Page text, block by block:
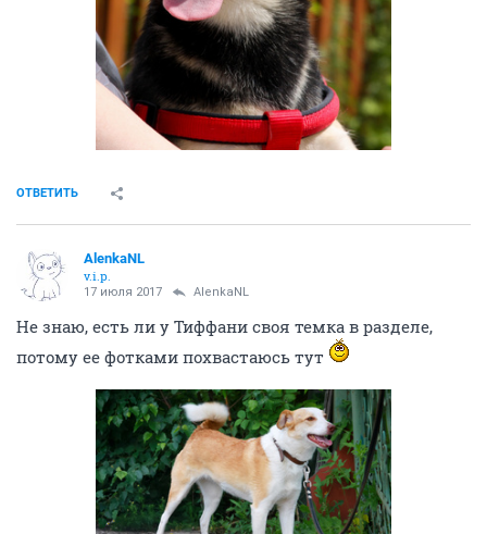
ОТВЕТИТЬ
AlenkaNL
v.i.p.
17 июля 2017 AlenkaNL
Не знаю, есть ли у Тиффани своя темка в разделе,
потому ее фотками похвастаюсь тут